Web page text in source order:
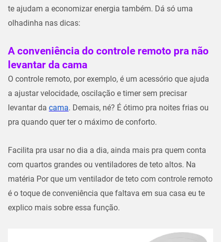
te ajudam a economizar energia também. Dá só uma
olhadinha nas dicas:
A conveniência do controle remoto pra não
levantar da cama
O controle remoto, por exemplo, é um acessório que ajuda
a ajustar velocidade, oscilação e timer sem precisar
levantar da cama. Demais, né? É ótimo pra noites frias ou
pra quando quer ter o máximo de conforto.
Facilita pra usar no dia a dia, ainda mais pra quem conta
com quartos grandes ou ventiladores de teto altos. Na
matéria Por que um ventilador de teto com controle remoto
é o toque de conveniência que faltava em sua casa eu te
explico mais sobre essa função.